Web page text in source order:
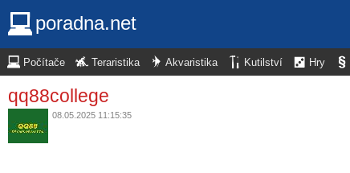
poradna.net
Počítače Teraristika Akvaristika Kutilství Hry
qq88college
08.05.2025 11:15:35